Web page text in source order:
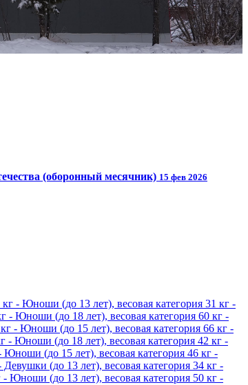
(оборонный месячник) 15 фев 2026
- Юноши (до 13 лет), весовая категория 31 кг -
- Юноши (до 18 лет), весовая категория 60 кг -
- Юноши (до 15 лет), весовая категория 66 кг -
- Юноши (до 18 лет), весовая категория 42 кг -
(до 15 лет), весовая категория 46 кг -
(до 13 лет), весовая категория 34 кг -
Юноши (до 13 лет), весовая категория 50 кг -